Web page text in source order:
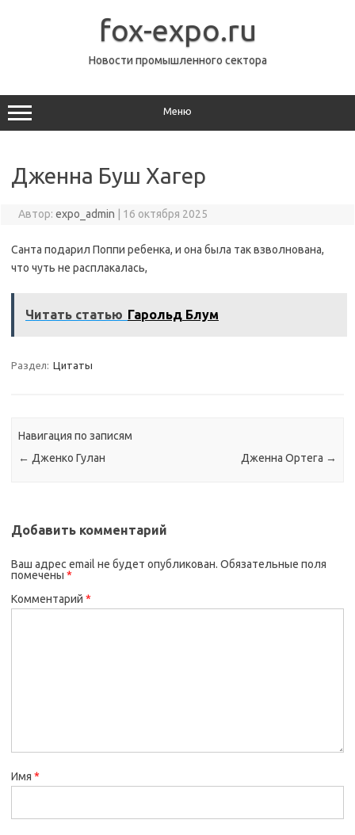
fox-expo.ru
Новости промышленного сектора
Меню
Дженна Буш Хагер
Автор: expo_admin 16 октября 2025
Санта подарил Поппи ребенка, и она была так взволнована,
что чуть не расплакалась,
Читать статью Гарольд Блум
Раздел: Цитаты
Навигация по записям
← Дженко Гулан Дженна Ортега →
Добавить комментарий
Ваш адрес email не будет опубликован. Обязательные поля
помечены *
Комментарий *
Имя *